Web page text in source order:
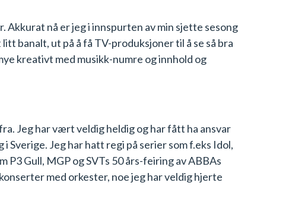
nå er jeg i innspurten av min sjette sesong
banalt, ut på å få TV-produksjoner til å se så bra
kreativt med musikk-numre og innhold og
Jeg har vært veldig heldig og har fått ha ansvar
Jeg har hatt regi på serier som f.eks Idol,
Gull, MGP og SVTs 50 års-feiring av ABBAs
med orkester, noe jeg har veldig hjerte